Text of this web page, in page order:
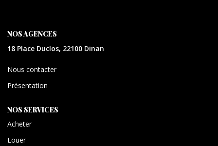
NOS AGENCES
18 Place Duclos, 22100 Dinan
Nous contacter
Présentation
NOS SERVICES
Acheter
Louer